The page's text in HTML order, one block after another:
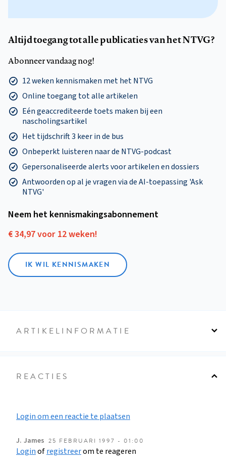
Altijd toegang tot alle publicaties van het NTVG?
Abonneer vandaag nog!
12 weken kennismaken met het NTVG
Online toegang tot alle artikelen
Eén geaccrediteerde toets maken bij een
nascholingsartikel
Het tijdschrift 3 keer in de bus
Onbeperkt luisteren naar de NTVG-podcast
Gepersonaliseerde alerts voor artikelen en dossiers
Antwoorden op al je vragen via de AI-toepassing 'Ask
NTVG'
Neem het kennismakings­abonnement
€ 34,97 voor 12 weken!
IK WIL KENNISMAKEN
ARTIKELINFORMATIE
REACTIES
Login om een reactie te plaatsen
J. James 25 FEBRUARI 1997 - 01:00
Loginofregistreerom te reageren